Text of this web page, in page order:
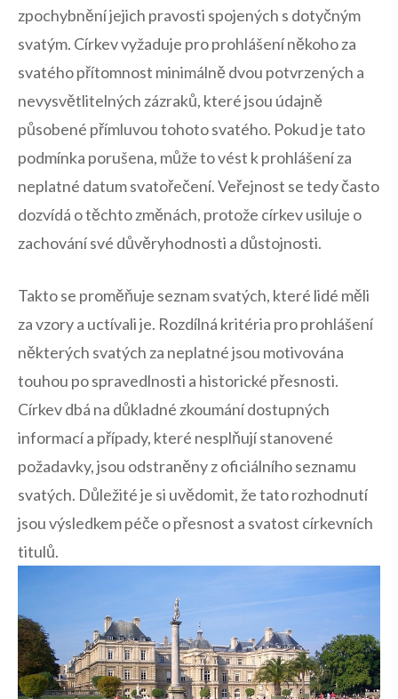
zpochybnění jejich pravosti​ spojených ‍s ​dotyčným
svatým. Církev vyžaduje ‍pro prohlášení ‌někoho ​za ​
svatého⁣ přítomnost minimálně dvou potvrzených a
nevysvětlitelných zázraků,​ které jsou údajně
působené přímluvou tohoto svatého. Pokud je‌ tato
podmínka porušena, může to vést⁣ k prohlášení za
neplatné datum svatořečení.⁢ Veřejnost se tedy ⁢často
dozvídá o⁤ těchto změnách, protože církev usiluje o
zachování ⁣své důvěryhodnosti a⁤ důstojnosti. ‌
Takto se​ proměňuje seznam svatých, které‌ lidé měli
za‌ vzory a uctívali je. Rozdílná ‍kritéria pro prohlášení
⁤některých svatých za‌ neplatné jsou motivována
touhou po ⁣spravedlnosti a ‌historické ⁢přesnosti.
Církev dbá na důkladné zkoumání dostupných
informací a případy, které nesplňují stanovené
požadavky,​ jsou odstraněny⁣ z oficiálního ‌seznamu⁤
svatých.​ Důležité je si uvědomit,⁤ že tato rozhodnutí
⁤jsou⁢ výsledkem péče o přesnost a svatost⁣ církevních
titulů.